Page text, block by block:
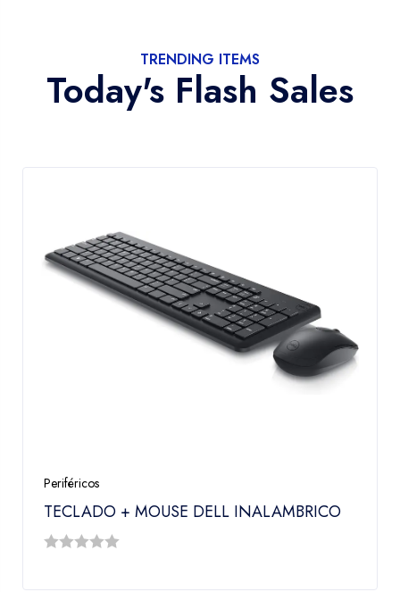
TRENDING ITEMS
Today's Flash Sales
Periféricos
TECLADO + MOUSE DELL INALAMBRICO